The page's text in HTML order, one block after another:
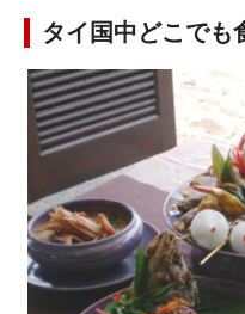
タイ国中どこでも